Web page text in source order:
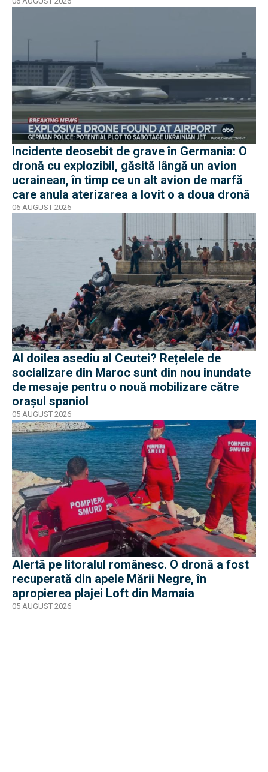
Incidente deosebit de grave în Germania: O
dronă cu explozibil, găsită lângă un avion
ucrainean, în timp ce un alt avion de marfă
care anula aterizarea a lovit o a doua dronă
06 AUGUST 2026
Al doilea asediu al Ceutei? Rețelele de
socializare din Maroc sunt din nou inundate
de mesaje pentru o nouă mobilizare către
orașul spaniol
05 AUGUST 2026
Alertă pe litoralul românesc. O dronă a fost
recuperată din apele Mării Negre, în
apropierea plajei Loft din Mamaia
05 AUGUST 2026